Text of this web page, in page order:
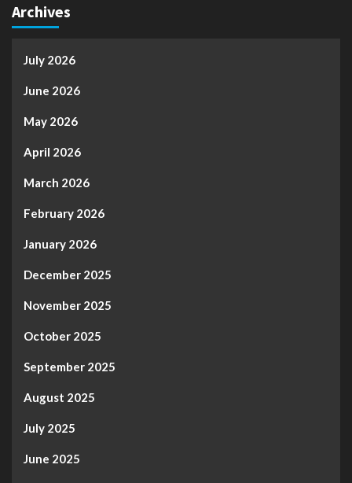
Archives
July 2026
June 2026
May 2026
April 2026
March 2026
February 2026
January 2026
December 2025
November 2025
October 2025
September 2025
August 2025
July 2025
June 2025